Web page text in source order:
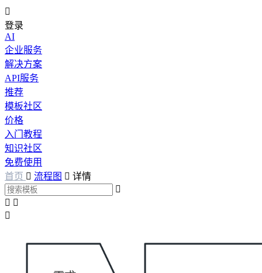

登录
AI
企业服务
解决方案
API服务
推荐
模板社区
价格
入门教程
知识社区
免费使用
首页  流程图  详情

 
